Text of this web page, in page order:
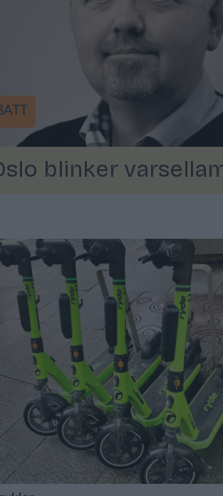
blinker